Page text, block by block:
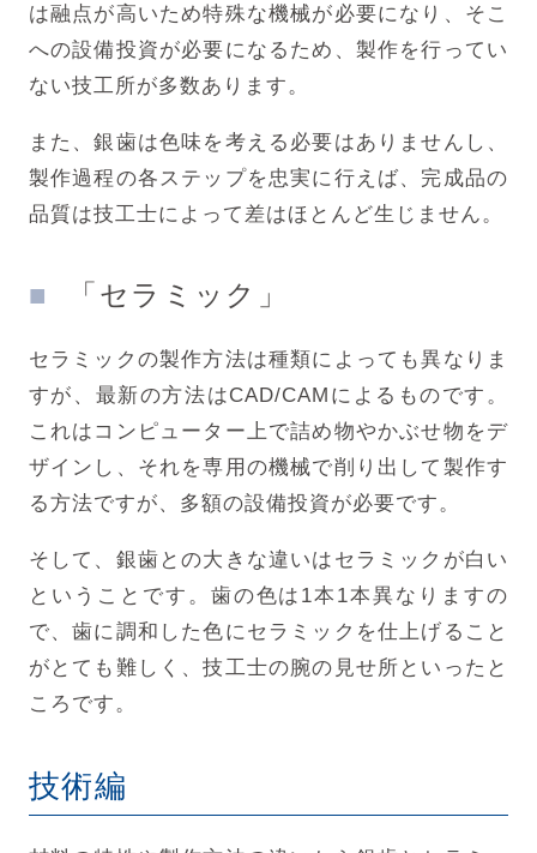
は融点が高いため特殊な機械が必要になり、そこ
への設備投資が必要になるため、製作を行ってい
ない技工所が多数あります。
また、銀歯は色味を考える必要はありませんし、
製作過程の各ステップを忠実に行えば、完成品の
品質は技工士によって差はほとんど生じません。
「セラミック」
セラミックの製作方法は種類によっても異なりま
すが、最新の方法はCAD/CAMによるものです。
これはコンピューター上で詰め物やかぶせ物をデ
ザインし、それを専用の機械で削り出して製作す
る方法ですが、多額の設備投資が必要です。
そして、銀歯との大きな違いはセラミックが白い
ということです。歯の色は1本1本異なりますの
で、歯に調和した色にセラミックを仕上げること
がとても難しく、技工士の腕の見せ所といったと
ころです。
技術編